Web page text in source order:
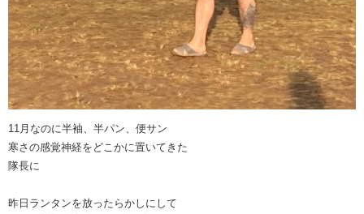
11月なのに半袖、半パン、便サン
寒さの感覚神経をどこかに置いてきた
隊長に
昨日ランタンを放ったらかしにして